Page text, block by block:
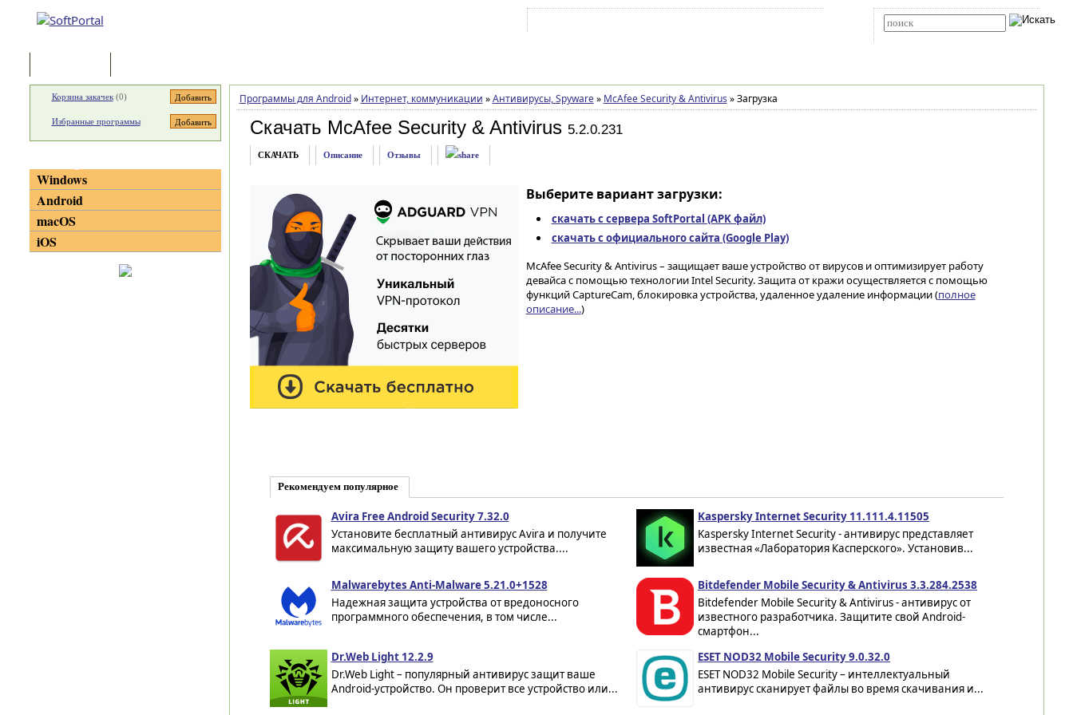
Программы для Android » Интернет, коммуникации » Антивирусы, Spyware » McAfee Security & Antivirus »Загрузка
Скачать McAfee Security & Antivirus 5.2.0.231
СКАЧАТЬ Описание Отзывы
Выберите вариант загрузки:
скачать с сервера SoftPortal (APK файл)
скачать с официального сайта (Google Play)
McAfee Security & Antivirus – защищает ваше устройство от вирусов и оптимизирует работу
девайса с помощью технологии Intel Security. Защита от кражи осуществляется с помощью
функций CaptureCam, блокировка устройства, удаленное удаление информации (полное
описание...)
Рекомендуем популярное
Avira Free Android Security 7.32.0
Установите бесплатный антивирус Avira и получите
максимальную защиту вашего устройства....
Kaspersky Internet Security 11.111.4.11505
Kaspersky Internet Security - антивирус представляет
известная «Лаборатория Касперского». Установив...
Malwarebytes Anti-Malware 5.21.0+1528
Надежная защита устройства от вредоносного
программного обеспечения, в том числе...
Bitdefender Mobile Security & Antivirus 3.3.284.2538
Bitdefender Mobile Security & Antivirus - антивирус от
известного разработчика. Защитите свой Android-
смартфон...
Dr.Web Light 12.2.9
Dr.Web Light – популярный антивирус защит ваше
Android-устройство. Он проверит все устройство или...
ESET NOD32 Mobile Security 9.0.32.0
ESET NOD32 Mobile Security – интеллектуальный
антивирус сканирует файлы во время скачивания и...
Корзина закачек(0)
Избранные программы
Windows
Android
macOS
iOS